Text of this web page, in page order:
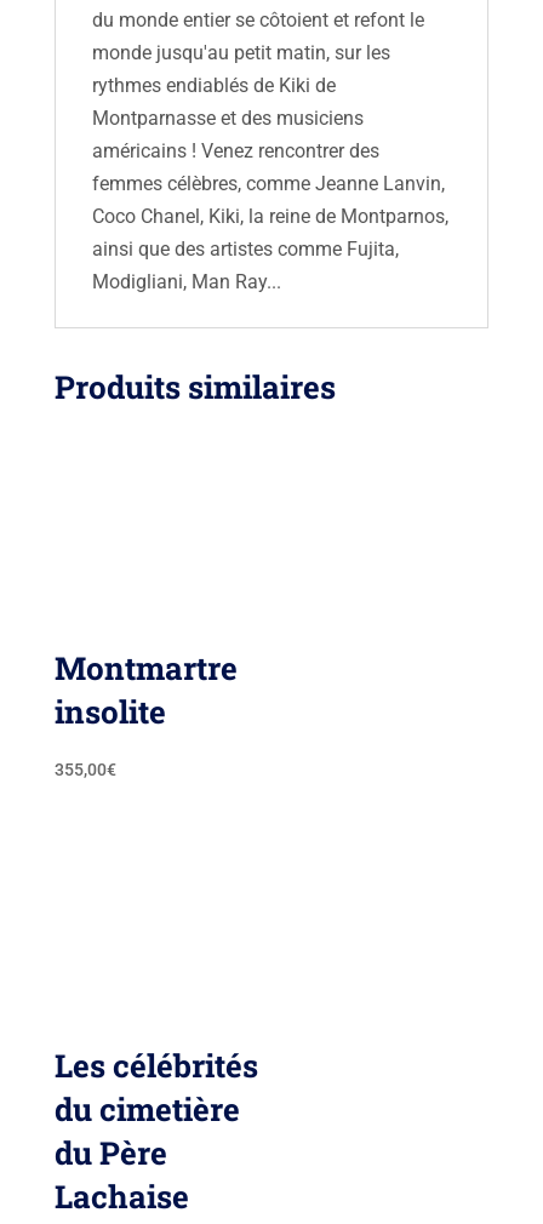
du monde entier se côtoient et refont le
monde jusqu'au petit matin, sur les
rythmes endiablés de Kiki de
Montparnasse et des musiciens
américains ! Venez rencontrer des
femmes célèbres, comme Jeanne Lanvin,
Coco Chanel, Kiki, la reine de Montparnos,
ainsi que des artistes comme Fujita,
Modigliani, Man Ray...
Produits similaires
Montmartre
insolite
355,00€
Les célébrités
du cimetière
du Père
Lachaise